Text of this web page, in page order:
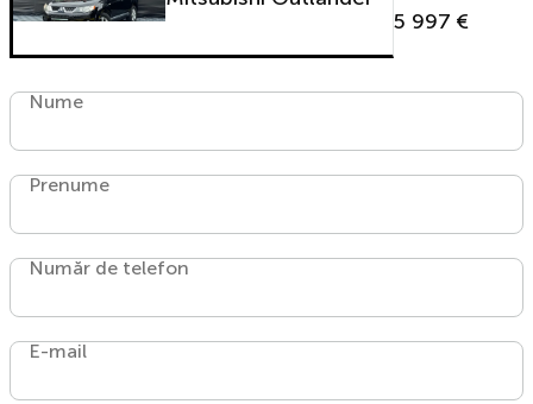
5 997 €
Nume
Prenume
Număr de telefon
E-mail